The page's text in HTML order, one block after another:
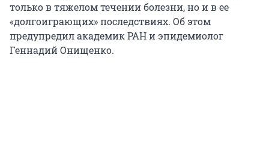
только в тяжелом течении болезни, но и в ее
«долгоиграющих» последствиях. Об этом
предупредил академик РАН и эпидемиолог
Геннадий Онищенко.